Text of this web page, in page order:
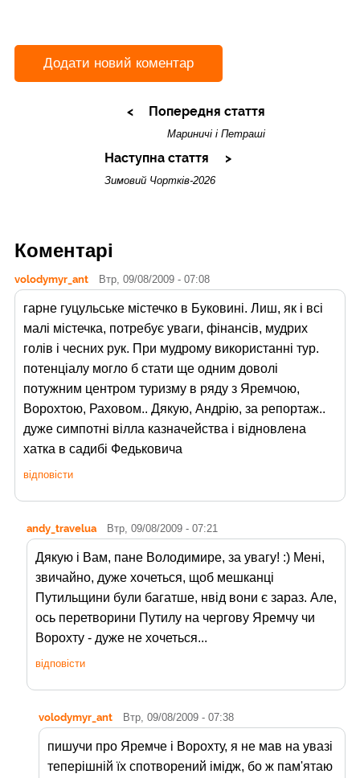
Додати новий коментар
Попередня стаття
Мариничі і Петраші
Наступна стаття
Зимовий Чортків-2026
Коментарі
volodymyr_ant Втр, 09/08/2009 - 07:08
гарне гуцульське містечко в Буковині. Лиш, як і всі
малі містечка, потребує уваги, фінансів, мудрих
голів і чесних рук. При мудрому використанні тур.
потенціалу могло б стати ще одним доволі
потужним центром туризму в ряду з Яремчою,
Ворохтою, Раховом.. Дякую, Андрію, за репортаж..
дуже симпотні вілла казначейства і відновлена
хатка в садибі Федьковича
відповісти
andy_travelua Втр, 09/08/2009 - 07:21
Дякую і Вам, пане Володимире, за увагу! :) Мені,
звичайно, дуже хочеться, щоб мешканці
Путильщини були багатше, нвід вони є зараз. Але,
ось перетворини Путилу на чергову Яремчу чи
Ворохту - дуже не хочеться...
відповісти
volodymyr_ant Втр, 09/08/2009 - 07:38
пишучи про Яремче і Ворохту, я не мав на увазі
теперішній їх спотворений імідж, бо ж пам'ятаю